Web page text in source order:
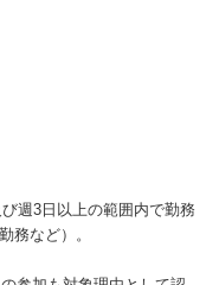
週3日以上の範囲内で勤務
務など）。